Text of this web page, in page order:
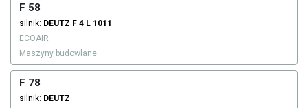
F 58
silnik: DEUTZ F 4 L 1011
ECOAIR
Maszyny budowlane
F 78
silnik: DEUTZ